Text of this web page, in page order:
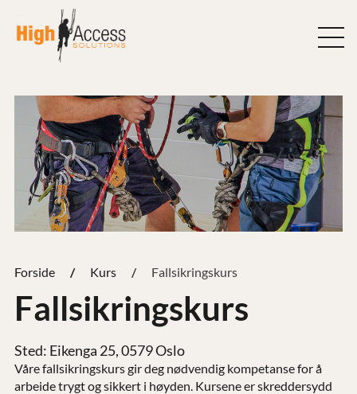
innhold
Forside Kurs Fallsikringskurs
Fallsikringskurs
Sted: Eikenga 25, 0579 Oslo
Våre fallsikringskurs gir deg nødvendig kompetanse for å
arbeide trygt og sikkert i høyden. Kursene er skreddersydd